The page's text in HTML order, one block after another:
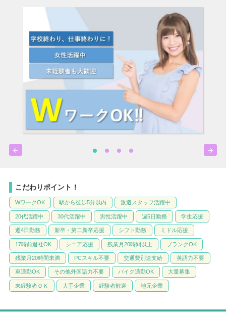
 
こだわりポイント！
WワークOK 駅から徒歩5分以内 派遣スタッフ活躍中
20代活躍中 30代活躍中 男性活躍中 週5日勤務 学生応援
週4日勤務 新卒・第二新卒応援 シフト勤務 ミドル応援
17時前退社OK シニア応援 残業月20時間以上 ブランクOK
残業月20時間未満 PCスキル不要 交通費別途支給 英語力不要
車通勤OK その他外国語力不要 バイク通勤OK 大量募集
未経験者ＯＫ 大手企業 経験者歓迎 地元企業